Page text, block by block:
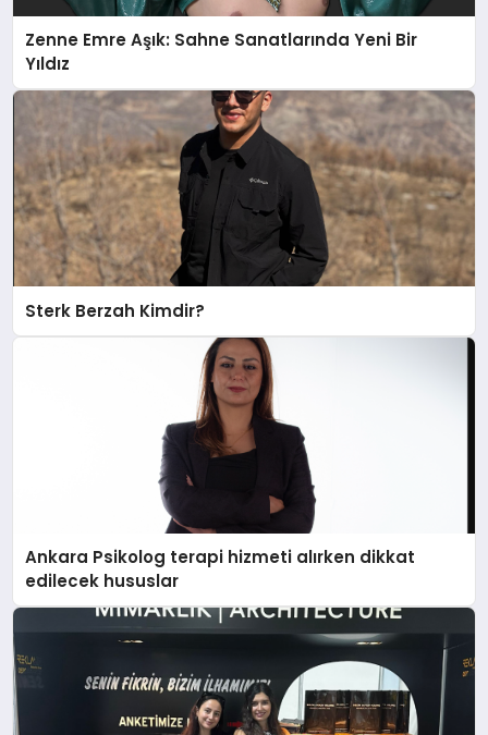
Zenne Emre Aşık: Sahne Sanatlarında Yeni Bir
Yıldız
Sterk Berzah Kimdir?
Ankara Psikolog terapi hizmeti alırken dikkat
edilecek hususlar